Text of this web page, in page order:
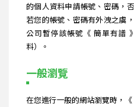
的個人資料申請帳號、密碼，
若您的帳號、密碼有外洩之虞
公司暫停該帳號《 簡單有譜
料）。
一般瀏覽
在您進行一般的網站瀏覽時，